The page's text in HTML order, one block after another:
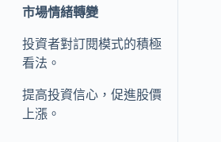
市場情緒轉變
投資者對訂閱模式的積極
看法。
提高投資信心，促進股價
上漲。